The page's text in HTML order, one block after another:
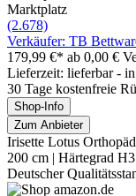
Marktplatz
(2.678)
Verkäufer: TB
179,99 €* ab 0,00 €
Lieferzeit: lieferbar -
30 Tage kostenfreie
Shop-Info
Zum Anbieter
Irisette Lotus
200 cm | Härtegrad
Deutscher